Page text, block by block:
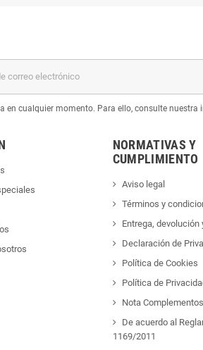
en cualquier momento. Para ello, consulte
NORMATIVAS Y
CUMPLIMIENTO
Aviso legal
Términos y
Entrega, devolución
Declaración de
Política de Cookies
Política de
Nota
De acuerdo al
1169/2011